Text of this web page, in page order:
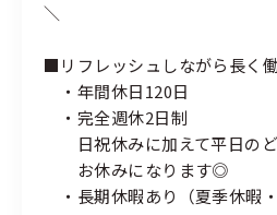
プライバシーポリシー
個人情報の取り扱いにつ
緊急時・災害時について
サイトマップ
＼
■リフレッシュしながら長く
・年間休日120日
・完全週休2日制
日祝休みに加えて平日のど
お休みになります◎
・長期休暇あり（夏季休暇・